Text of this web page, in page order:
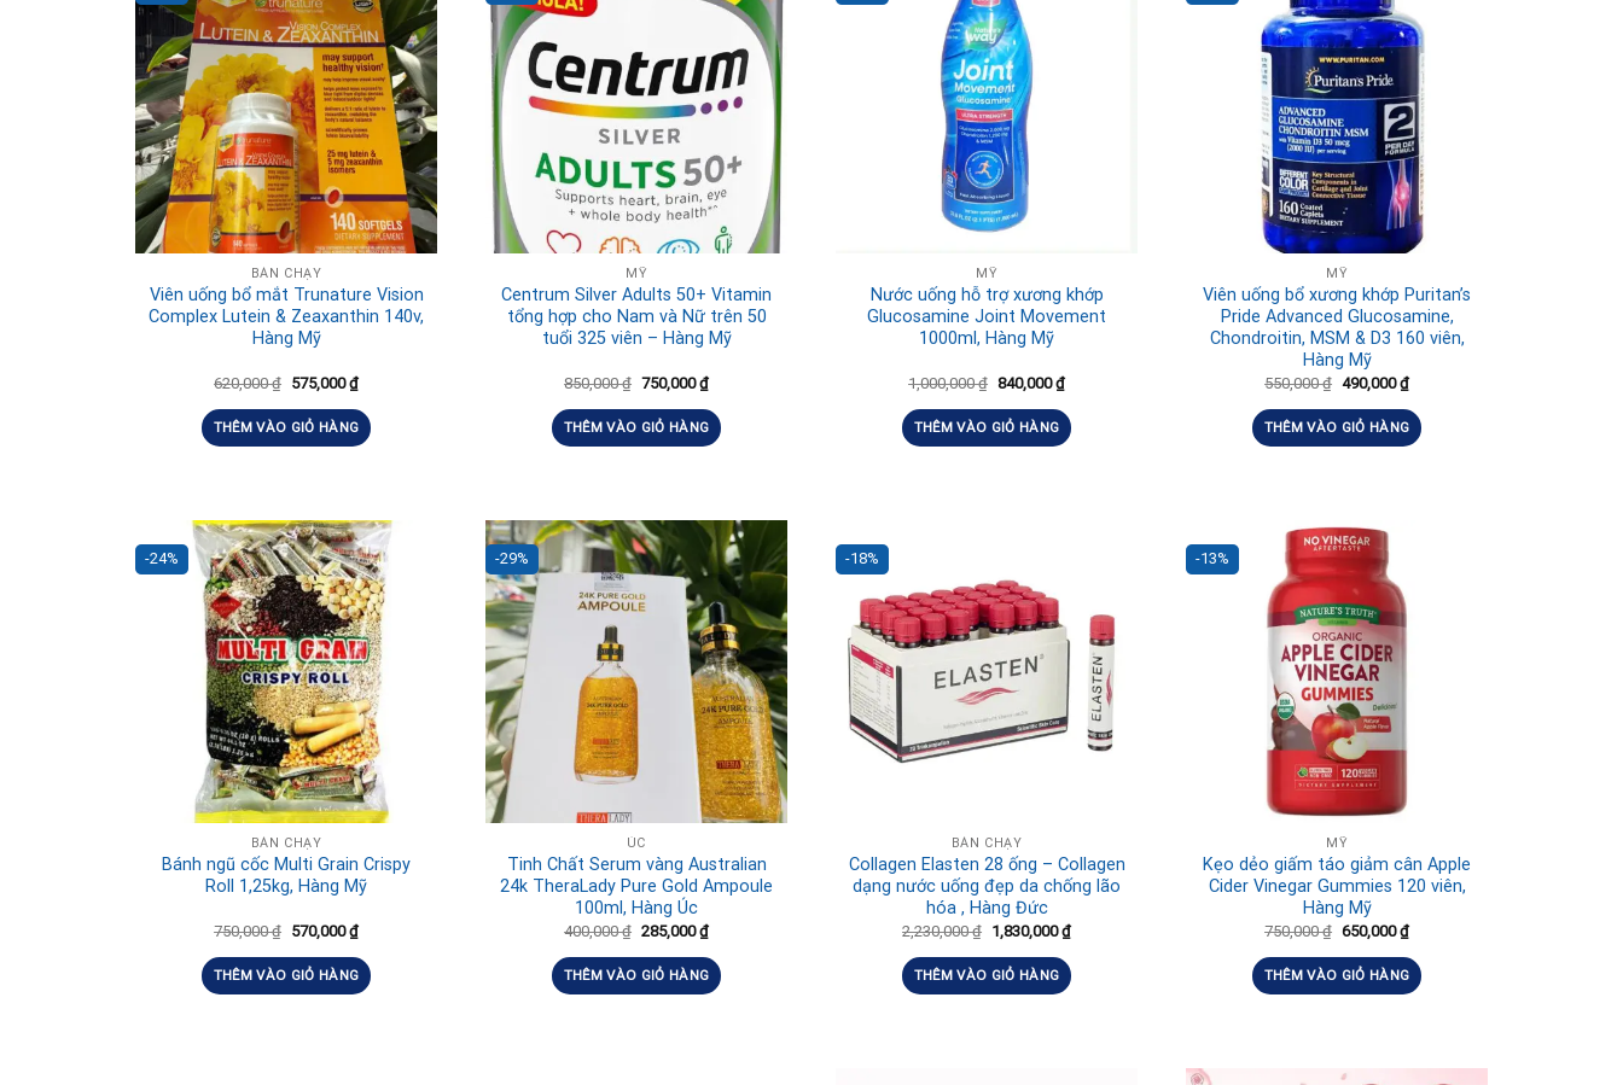
BÁN CHẠY
Viên uống bổ mắt Trunature Vision
Complex Lutein & Zeaxanthin 140v,
Hàng Mỹ
620,000₫ 575,000₫
THÊM VÀO GIỎ HÀNG
MỸ
Centrum Silver Adults 50+ Vitamin
tổng hợp cho Nam và Nữ trên 50
tuổi 325 viên – Hàng Mỹ
850,000₫ 750,000₫
THÊM VÀO GIỎ HÀNG
MỸ
Nước uống hỗ trợ xương khớp
Glucosamine Joint Movement
1000ml, Hàng Mỹ
1,000,000₫ 840,000₫
THÊM VÀO GIỎ HÀNG
MỸ
Viên uống bổ xương khớp Puritan’s
Pride Advanced Glucosamine,
Chondroitin, MSM & D3 160 viên,
Hàng Mỹ
550,000₫ 490,000₫
THÊM VÀO GIỎ HÀNG
-24%
BÁN CHẠY
Bánh ngũ cốc Multi Grain Crispy
Roll 1,25kg, Hàng Mỹ
750,000₫ 570,000₫
THÊM VÀO GIỎ HÀNG
-29%
ÚC
Tinh Chất Serum vàng Australian
24k TheraLady Pure Gold Ampoule
100ml, Hàng Úc
400,000₫ 285,000₫
THÊM VÀO GIỎ HÀNG
-18%
BÁN CHẠY
Collagen Elasten 28 ống – Collagen
dạng nước uống đẹp da chống lão
hóa , Hàng Đức
2,230,000₫ 1,830,000₫
THÊM VÀO GIỎ HÀNG
-13%
MỸ
Kẹo dẻo giấm táo giảm cân Apple
Cider Vinegar Gummies 120 viên,
Hàng Mỹ
750,000₫ 650,000₫
THÊM VÀO GIỎ HÀNG